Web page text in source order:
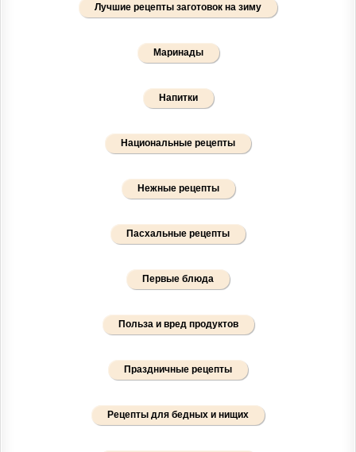
Лучшие рецепты заготовок на зиму
Маринады
Напитки
Национальные рецепты
Нежные рецепты
Пасхальные рецепты
Первые блюда
Польза и вред продуктов
Праздничные рецепты
Рецепты для бедных и нищих